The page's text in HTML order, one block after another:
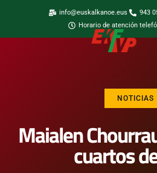
info@euskalkanoe.eus 943
Horario de atención
NOTICIAS
Maialen
cuartos